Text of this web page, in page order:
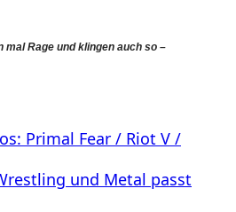
mal Rage und klingen auch so –
Primal Fear / Riot V /
und Metal passt